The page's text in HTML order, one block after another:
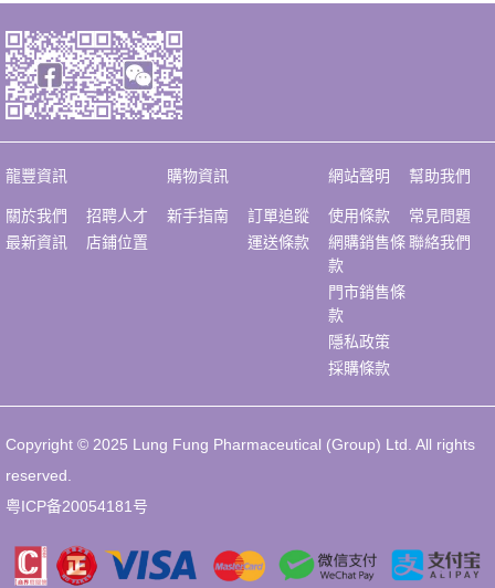
龍豐資訊 購物資訊 網站聲明 幫助我們
關於我們
最新資訊
招聘人才
店鋪位置
新手指南
訂單追蹤
運送條款
使用條款
網購銷售條
款
門市銷售條
款
隱私政策
採購條款
常見問題
聯絡我們
Copyright © 2025 Lung Fung Pharmaceutical (Group) Ltd. All rights
reserved.
粤ICP备20054181号